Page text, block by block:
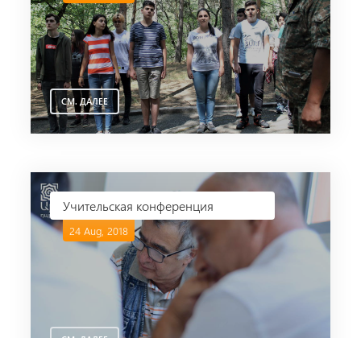
СМ. ДАЛЕЕ
Учительская конференция
24 Aug, 2018